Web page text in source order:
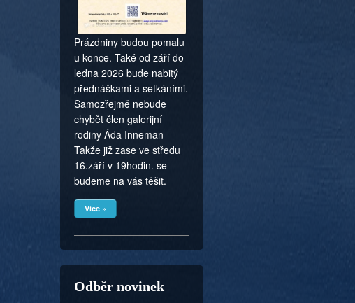
Prázdniny budou pomalu
u konce. Také od září do
ledna 2026 bude nabitý
přednáškami a setkáními.
Samozřejmě nebude
chybět člen galerijní
rodiny Áda Inneman
Takže již zase ve středu
16.září v 19hodin. se
budeme na vás těšit.
Více »
Odběr novinek